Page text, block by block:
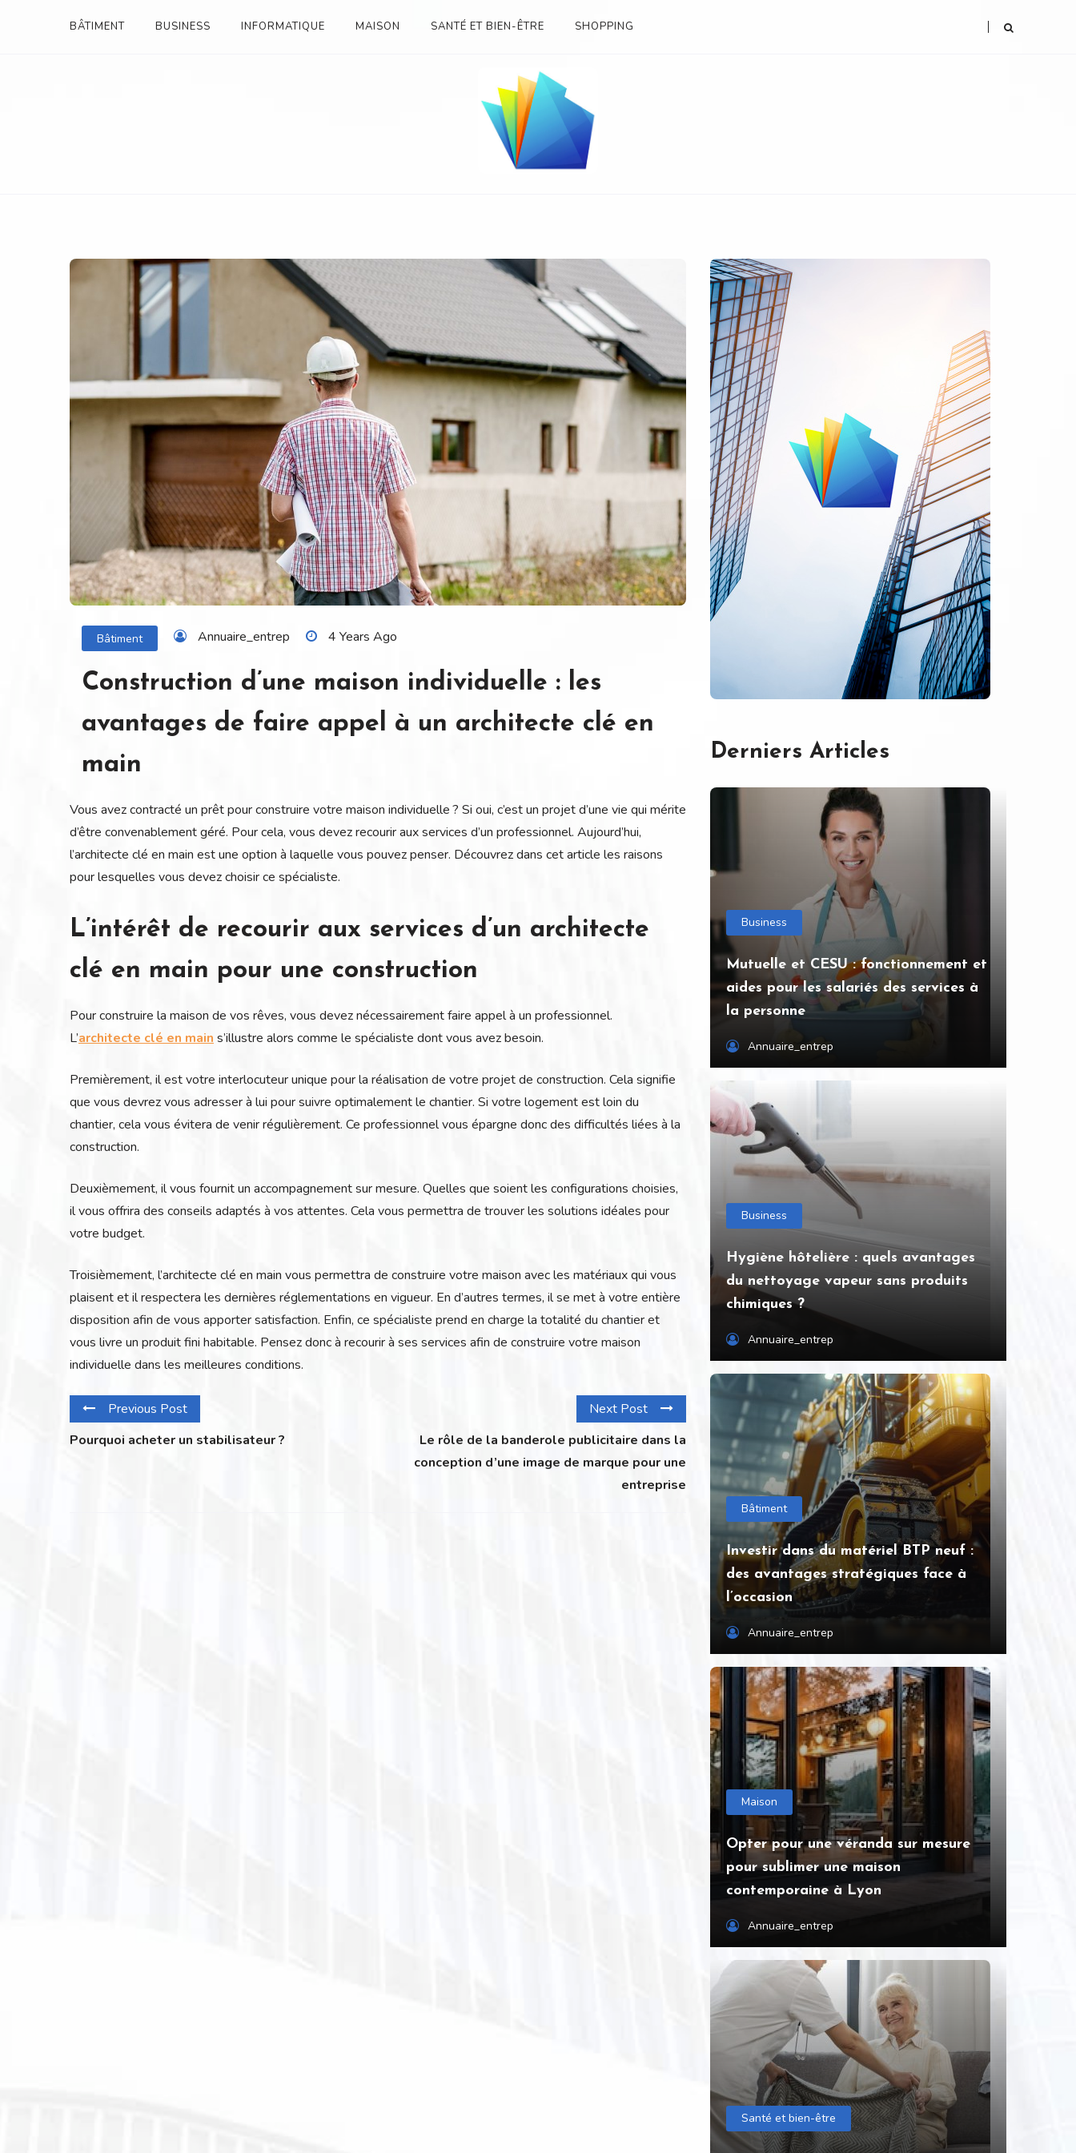
BÂTIMENT BUSINESS INFORMATIQUE MAISON SANTÉ ET BIEN-ÊTRE SHOPPING
Bâtiment Annuaire_entrep 4 Years Ago
Construction d’une maison individuelle : les
avantages de faire appel à un architecte clé en
main
Vous avez contracté un prêt pour construire votre maison individuelle ? Si oui, c’est un projet d’une vie qui mérite
d’être convenablement géré. Pour cela, vous devez recourir aux services d’un professionnel. Aujourd’hui,
l’architecte clé en main est une option à laquelle vous pouvez penser. Découvrez dans cet article les raisons
pour lesquelles vous devez choisir ce spécialiste.
L’intérêt de recourir aux services d’un architecte
clé en main pour une construction
Pour construire la maison de vos rêves, vous devez nécessairement faire appel à un professionnel.
L’architecte clé en main s’illustre alors comme le spécialiste dont vous avez besoin.
Premièrement, il est votre interlocuteur unique pour la réalisation de votre projet de construction. Cela signifie
que vous devrez vous adresser à lui pour suivre optimalement le chantier. Si votre logement est loin du
chantier, cela vous évitera de venir régulièrement. Ce professionnel vous épargne donc des difficultés liées à la
construction.
Deuxièmement, il vous fournit un accompagnement sur mesure. Quelles que soient les configurations choisies,
il vous offrira des conseils adaptés à vos attentes. Cela vous permettra de trouver les solutions idéales pour
votre budget.
Troisièmement, l’architecte clé en main vous permettra de construire votre maison avec les matériaux qui vous
plaisent et il respectera les dernières réglementations en vigueur. En d’autres termes, il se met à votre entière
disposition afin de vous apporter satisfaction. Enfin, ce spécialiste prend en charge la totalité du chantier et
vous livre un produit fini habitable. Pensez donc à recourir à ses services afin de construire votre maison
individuelle dans les meilleures conditions.
Previous Post
Pourquoi acheter un stabilisateur ?
Next Post
Le rôle de la banderole publicitaire dans la
conception d’une image de marque pour une
entreprise
Derniers Articles
Business
Mutuelle et CESU : fonctionnement et
aides pour les salariés des services à
la personne
Annuaire_entrep
Business
Hygiène hôtelière : quels avantages
du nettoyage vapeur sans produits
chimiques ?
Annuaire_entrep
Bâtiment
Investir dans du matériel BTP neuf :
des avantages stratégiques face à
l’occasion
Annuaire_entrep
Maison
Opter pour une véranda sur mesure
pour sublimer une maison
contemporaine à Lyon
Annuaire_entrep
Santé et bien-être